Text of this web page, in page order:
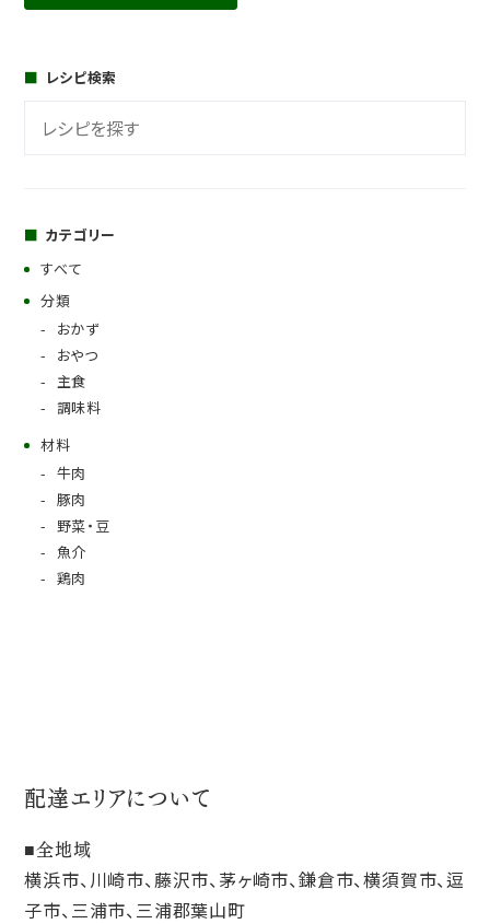
レシピ検索
カテゴリー
すべて
分類
おかず
おやつ
主食
調味料
材料
牛肉
豚肉
野菜・豆
魚介
鶏肉
配達エリアについて
全地域
横浜市、川崎市、藤沢市、茅ヶ崎市、鎌倉市、横須賀市、逗
子市、三浦市、三浦郡葉山町